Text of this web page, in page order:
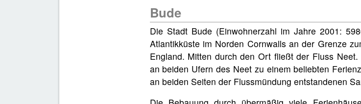
Bude
Die Stadt Bude (Einwohnerzahl im Jahre 2001:
Atlantikküste im Norden Cornwalls an der Grenze
England. Mitten durch den Ort fließt der Fluss
an beiden Ufern des Neet zu einem beliebten
an beiden Seiten der Flussmündung entstandenen